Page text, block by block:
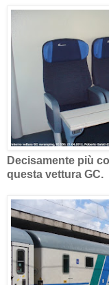
Decisamente più
questa vettura GC.